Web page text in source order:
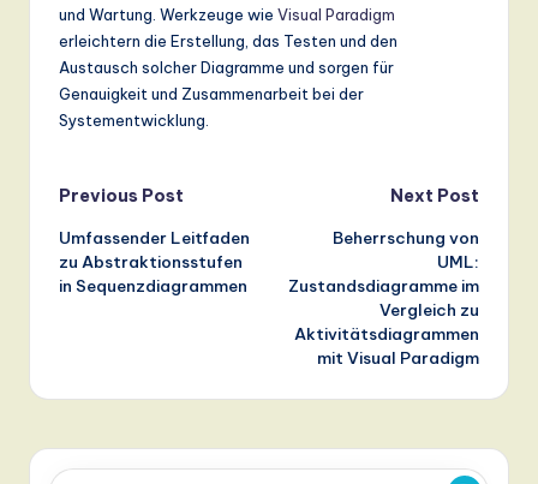
und Wartung. Werkzeuge wie Visual Paradigm
erleichtern die Erstellung, das Testen und den
Austausch solcher Diagramme und sorgen für
Genauigkeit und Zusammenarbeit bei der
Systementwicklung.
Post
navigation
Previous Post
Umfassender Leitfaden
zu Abstraktionsstufen
in Sequenzdiagrammen
Next Post
Beherrschung von
UML:
Zustandsdiagramme im
Vergleich zu
Aktivitätsdiagrammen
mit Visual Paradigm